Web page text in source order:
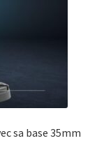
sa base 35mm